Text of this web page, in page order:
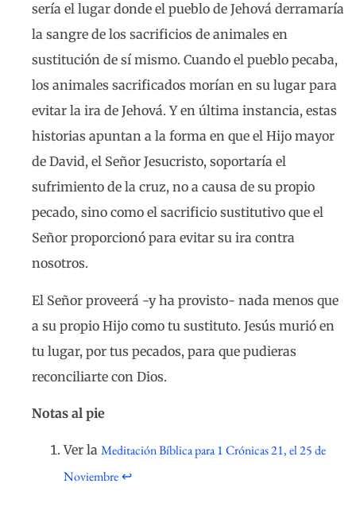
sería el lugar donde el pueblo de Jehová derramaría
la sangre de los sacrificios de animales en
sustitución de sí mismo. Cuando el pueblo pecaba,
los animales sacrificados morían en su lugar para
evitar la ira de Jehová. Y en última instancia, estas
historias apuntan a la forma en que el Hijo mayor
de David, el Señor Jesucristo, soportaría el
sufrimiento de la cruz, no a causa de su propio
pecado, sino como el sacrificio sustitutivo que el
Señor proporcionó para evitar su ira contra
nosotros.
El Señor proveerá -y ha provisto- nada menos que
a su propio Hijo como tu sustituto. Jesús murió en
tu lugar, por tus pecados, para que pudieras
reconciliarte con Dios.
Notas al pie
Ver la Meditación Bíblica para 1 Crónicas 21, el 25 de
Noviembre↩︎